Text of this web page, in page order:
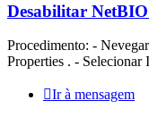
Desabilitar
Procedimento: -
Properties . -
Ir à mensagem